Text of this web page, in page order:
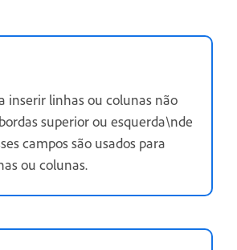
inserir linhas ou colunas não
superior ou esquerda\nde
campos são usados para
ou colunas.